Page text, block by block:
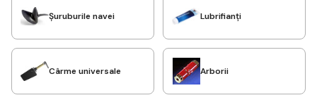
Șuruburile navei Lubrifianți
Cârme universale Arborii